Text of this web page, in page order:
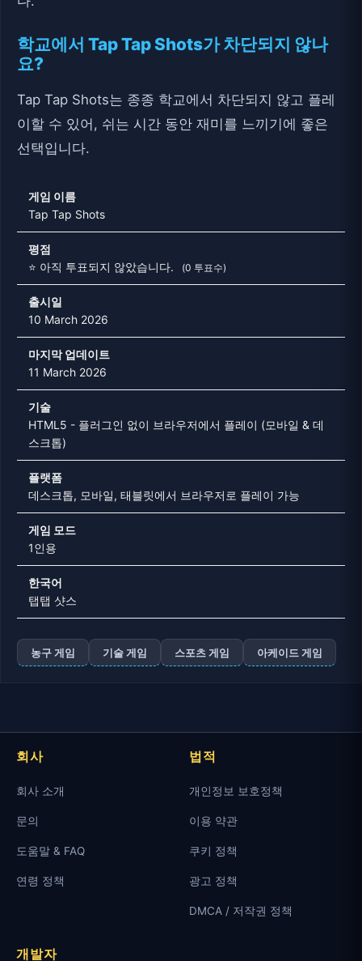
학교에서 Tap Tap Shots가 차단되지 않나
요?
Tap Tap Shots는 종종 학교에서 차단되지 않고 플레
이할 수 있어, 쉬는 시간 동안 재미를 느끼기에 좋은
선택입니다.
게임 이름
Tap Tap Shots
평점
⭐ 아직 투표되지 않았습니다.
(0 투표수)
출시일
10 March 2026
마지막 업데이트
11 March 2026
기술
HTML5 - 플러그인 없이 브라우저에서 플레이 (모바일 & 데
스크톱)
플랫폼
데스크톱, 모바일, 태블릿에서 브라우저로 플레이 가능
게임 모드
1인용
한국어
탭탭 샷스
농구 게임 기술 게임 스포츠 게임 아케이드 게임
회사
회사 소개
문의
도움말 & FAQ
연령 정책
법적
개인정보 보호정책
이용 약관
쿠키 정책
광고 정책
DMCA / 저작권 정책
개발자